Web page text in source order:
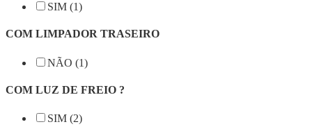
SIM (1)
COM LIMPADOR TRASEIRO
NÃO (1)
COM LUZ DE FREIO ?
SIM (2)